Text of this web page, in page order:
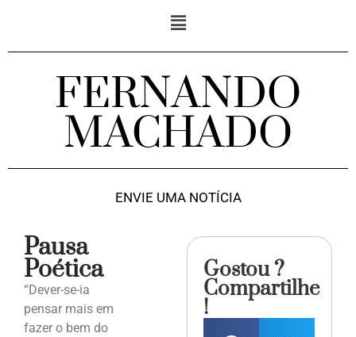
FERNANDO
MACHADO
ENVIE UMA NOTÍCIA
Pausa
Poética
“Dever-se-ia
pensar mais em
fazer o bem do
Gostou ?
Compartilhe
!